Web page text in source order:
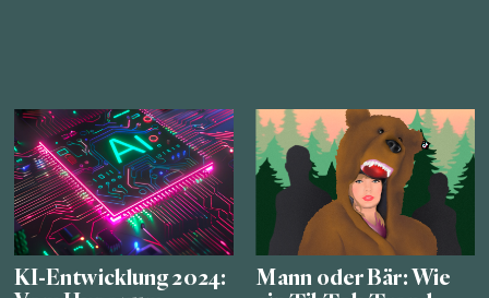
KI-Entwicklung 2024:
Mann oder Bär: Wie